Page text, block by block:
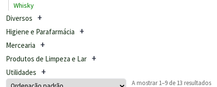
Whisky
Diversos
Higiene e Parafarmácia
Mercearia
Produtos de Limpeza e Lar
Utilidades
A mostrar 1–9 de 13 resultados